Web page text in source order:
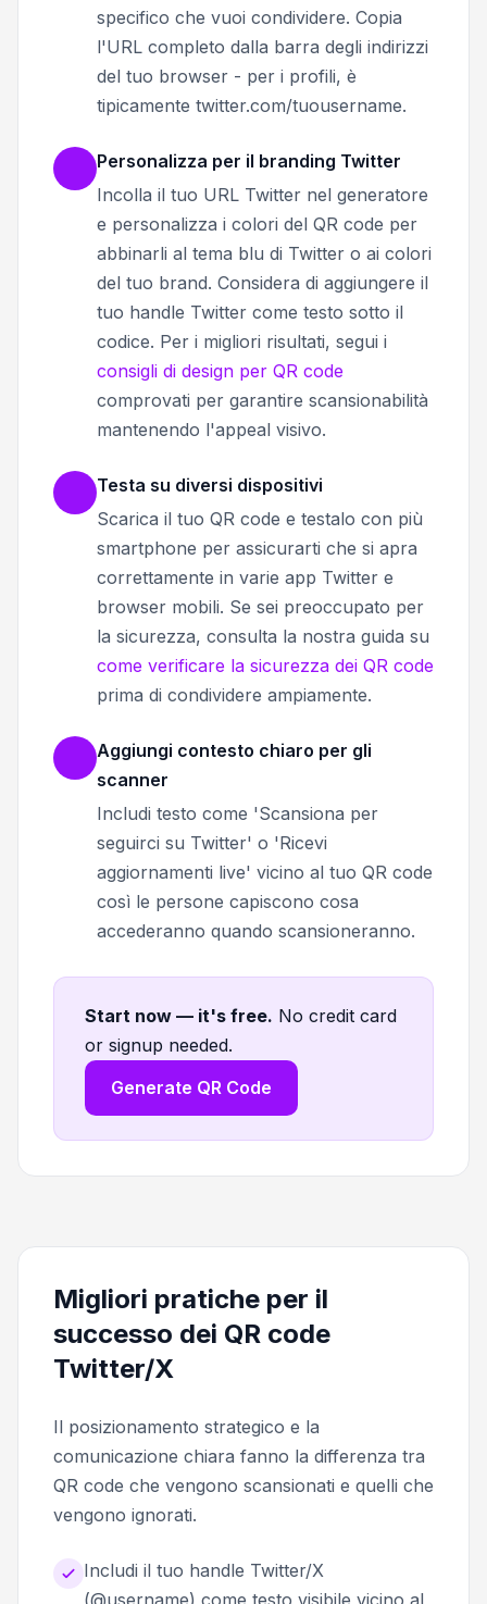
specifico che vuoi condividere. Copia
l'URL completo dalla barra degli indirizzi
del tuo browser - per i profili, è
tipicamente twitter.com/tuousername.
Personalizza per il branding Twitter
Incolla il tuo URL Twitter nel generatore
e personalizza i colori del QR code per
abbinarli al tema blu di Twitter o ai colori
del tuo brand. Considera di aggiungere il
tuo handle Twitter come testo sotto il
codice. Per i migliori risultati, segui i
consigli di design per QR code
comprovati per garantire scansionabilità
mantenendo l'appeal visivo.
Testa su diversi dispositivi
Scarica il tuo QR code e testalo con più
smartphone per assicurarti che si apra
correttamente in varie app Twitter e
browser mobili. Se sei preoccupato per
la sicurezza, consulta la nostra guida su
come verificare la sicurezza dei QR code
prima di condividere ampiamente.
Aggiungi contesto chiaro per gli
scanner
Includi testo come 'Scansiona per
seguirci su Twitter' o 'Ricevi
aggiornamenti live' vicino al tuo QR code
così le persone capiscono cosa
accederanno quando scansioneranno.
Start now — it's free. No credit card
or signup needed.
Generate QR Code
Migliori pratiche per il
successo dei QR code
Twitter/X
Il posizionamento strategico e la
comunicazione chiara fanno la differenza tra
QR code che vengono scansionati e quelli che
vengono ignorati.
Includi il tuo handle Twitter/X